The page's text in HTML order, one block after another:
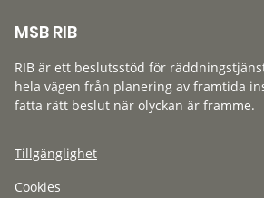
MSB RIB
RIB är ett beslutsstöd för
hela vägen från planering av framtida
fatta rätt beslut när olyckan är framme.
Tillgänglighet
Cookies